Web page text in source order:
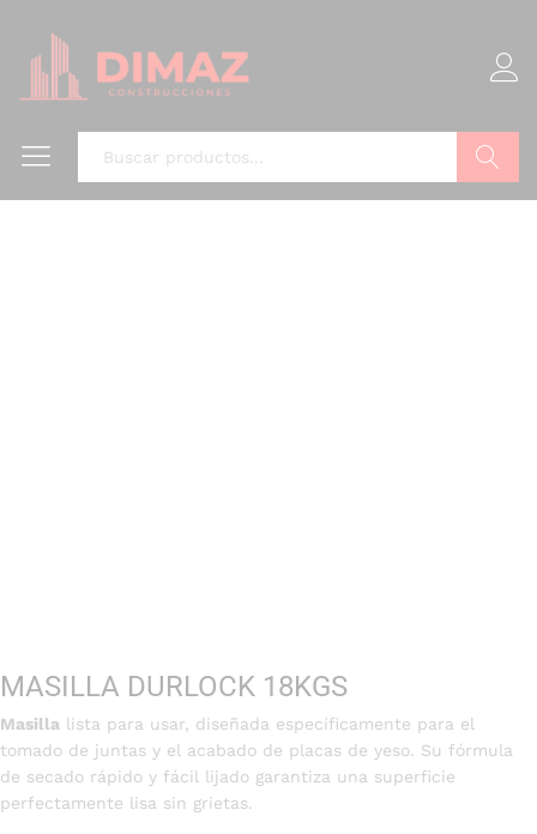
MASILLA DURLOCK 18KGS
Masilla lista para usar, diseñada específicamente para el
tomado de juntas y el acabado de placas de yeso. Su fórmula
de secado rápido y fácil lijado garantiza una superficie
perfectamente lisa sin grietas.